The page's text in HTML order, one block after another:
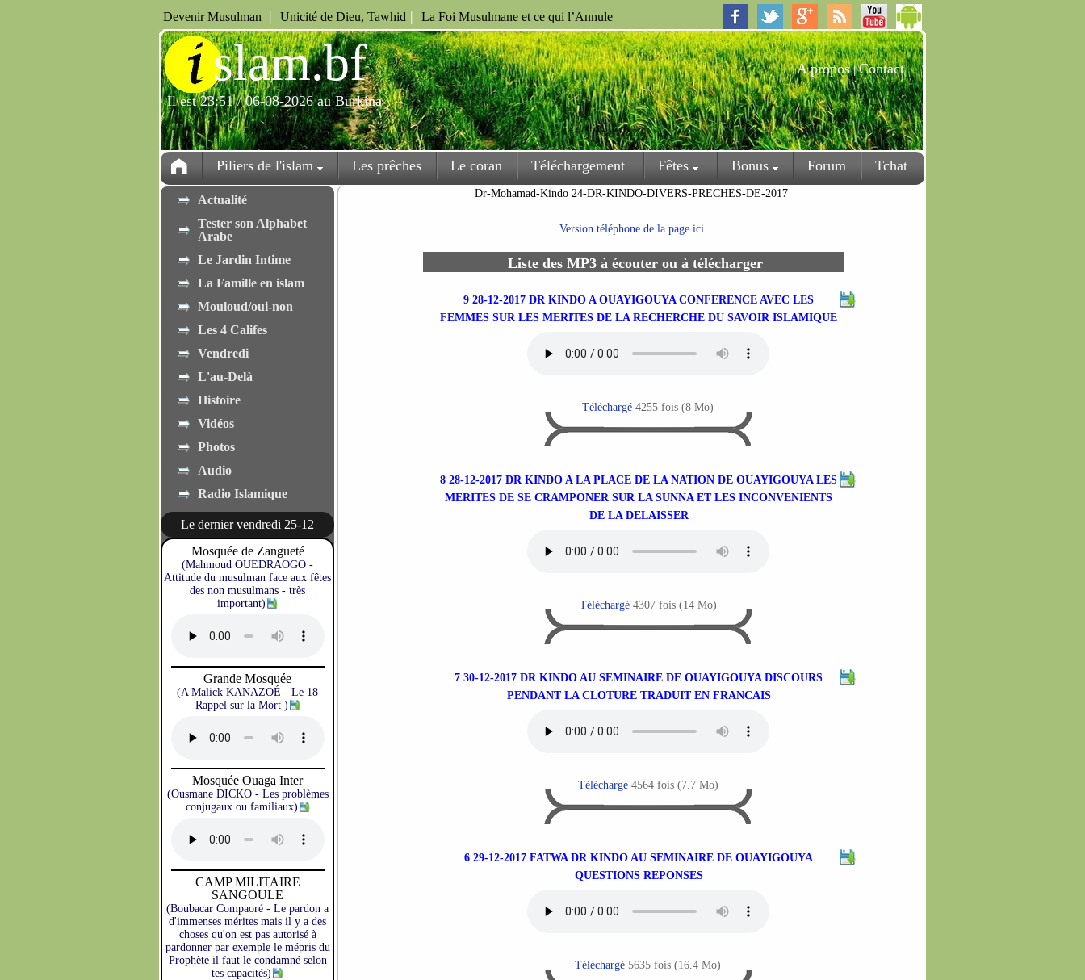
Devenir Musulman | Unicité de Dieu, Tawhid | La Foi Musulmane et ce qui l’Annule
islam.bf A propos|Contact
Il est 23:51 / 06-08-2026 au Burkina
Piliers de l'islam Les prêches Le coran Téléchargement Fêtes Bonus Forum Tchat
Actualité
Tester son Alphabet
Arabe
Le Jardin Intime
La Famille en islam
Mouloud/oui-non
Les 4 Califes
Vendredi
L'au-Delà
Histoire
Vidéos
Photos
Audio
Radio Islamique
Le dernier vendredi 25-12
Mosquée de Zangueté
(Mahmoud OUEDRAOGO -
Attitude du musulman face aux fêtes
des non musulmans - très
important)
Grande Mosquée
(A Malick KANAZOÉ - Le 18
Rappel sur la Mort )
Mosquée Ouaga Inter
(Ousmane DICKO - Les problèmes
conjugaux ou familiaux)
CAMP MILITAIRE
SANGOULE
(Boubacar Compaoré - Le pardon a
d'immenses mérites mais il y a des
choses qu'on est pas autorisé à
pardonner par exemple le mépris du
Prophète il faut le condamné selon
tes capacités)
Dr-Mohamad-Kindo 24-DR-KINDO-DIVERS-PRECHES-DE-2017
Version téléphone de la page ici
Liste des MP3 à écouter ou à télécharger
9 28-12-2017 DR KINDO A OUAYIGOUYA CONFERENCE AVEC LES
FEMMES SUR LES MERITES DE LA RECHERCHE DU SAVOIR ISLAMIQUE
Téléchargé 4255 fois (8 Mo)
8 28-12-2017 DR KINDO A LA PLACE DE LA NATION DE OUAYIGOUYA LES
MERITES DE SE CRAMPONER SUR LA SUNNA ET LES INCONVENIENTS
DE LA DELAISSER
Téléchargé 4307 fois (14 Mo)
7 30-12-2017 DR KINDO AU SEMINAIRE DE OUAYIGOUYA DISCOURS
PENDANT LA CLOTURE TRADUIT EN FRANCAIS
Téléchargé 4564 fois (7.7 Mo)
6 29-12-2017 FATWA DR KINDO AU SEMINAIRE DE OUAYIGOUYA
QUESTIONS REPONSES
Téléchargé 5635 fois (16.4 Mo)